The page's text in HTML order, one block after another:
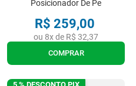
Posicionador De Pe
R$ 259,00
ou 8x de R$ 32,37
COMPRAR